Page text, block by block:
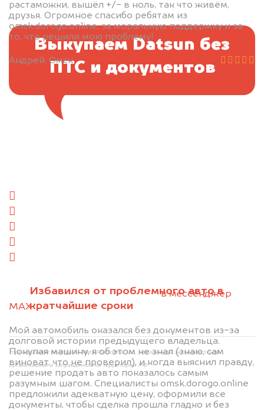
растаможки, вышёл +/- в ноль, так что живём,
друзья. Огромное спасибо ребятам из
omsk.dorogo.online, за моральную поддержку и за
то, что решили мою проблему!
Андрей, Омск
BMW 5 Series G30, 2020
Избавился от проблемного авто в
кратчайшие сроки
Мой автомобиль оказался без документов из-за
долговой истории предыдущего владельца.
Покупая машину, я об этом не знал (знаю, сам
виноват, что не проверил), и когда выяснил правду,
решение продать авто показалось самым
разумным шагом. Специалисты omsk.dorogo.online
предложили адекватную цену, оформили все
документы, чтобы сделка прошла гладко и без
Выкупаем Datsun без
ПТС и документов
+79584983298 по WhatsApp*,в мессенджер
MAXили на электронную почту
*принадлежит компании Meta Platforms, Inc., признанной экстремистской
организацией и запрещённой на территории РФ